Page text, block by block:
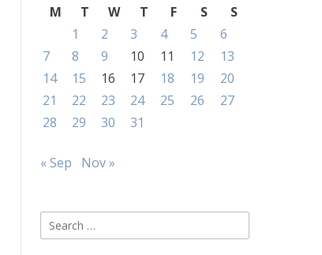
M
T W T F S
S
1
2 3 4 5
6
7
8 9 10 11 12
13
14
15 16 17 18 19
20
21
22 23 24 25 26
27
28
29 30 31
« Sep Nov »
Search
for: